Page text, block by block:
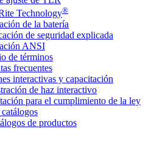
Technology®
de la batería
de seguridad explicada
ANSI
de términos
frecuentes
interactivas y capacitación
de haz interactivo
para el cumplimiento de la ley
de productos